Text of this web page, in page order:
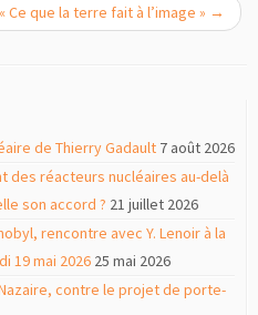
Ce que la terre fait à l’image » →
de Thierry Gadault 7 août 2026
des réacteurs nucléaires au-delà
son accord ? 21 juillet 2026
rencontre avec Y. Lenoir à la
19 mai 2026 25 mai 2026
contre le projet de porte-